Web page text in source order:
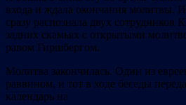
входа и ждала окончания молитвы.
сразу распознала двух сотрудников
задних скамьях с открытыми
равом Гиршбергом.
Молитва закончилась. Один из
раввином, и тот в ходе беседы
календарь на